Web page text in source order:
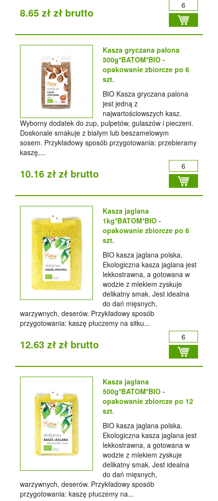
8.65 zł zł brutto
Kasza gryczana palona
500g*BATOM*BIO -
opakowanie zbiorcze po 6
szt.
BIO Kasza gryczana palona
jest jedną z
najwartościowszych kasz.
Wyborny dodatek do zup, pulpetów, gulaszów i pieczeni.
Doskonale smakuje z białym lub beszamelowym
sosem. Przykładowy sposób przygotowania: przebieramy
kaszę,...
10.16 zł zł brutto
Kasza jaglana
1kg*BATOM*BIO -
opakowanie zbiorcze po 6
szt.
BIO kasza jaglana polska.
Ekologiczna kasza jaglana jest
lekkostrawna, a gotowana w
wodzie z mlekiem zyskuje
delikatny smak. Jest idealna
do dań mięsnych,
warzywnych, deserów. Przykładowy sposób
przygotowania: kaszę płuczemy na sitku...
12.63 zł zł brutto
Kasza jaglana
500g*BATOM*BIO -
opakowanie zbiorcze po 12
szt.
BIO kasza jaglana polska.
Ekologiczna kasza jaglana jest
lekkostrawna, a gotowana w
wodzie z mlekiem zyskuje
delikatny smak. Jest idealna
do dań mięsnych,
warzywnych, deserów. Przykładowy sposób
przygotowania: kaszę płuczemy na...